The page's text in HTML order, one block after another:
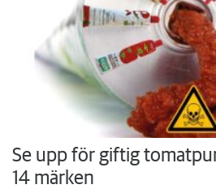
Se upp för giftig
14 märken